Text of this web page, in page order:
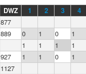
DWZ 1 2 3 4
877
889 0 1 0 1
1 1 1 1
927 1 1 0 1
1127